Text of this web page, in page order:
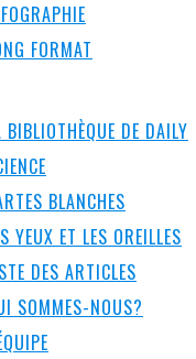
FORMAT
BIBLIOTHÈQUE DE DAILY
BLANCHES
YEUX ET LES OREILLES
DES ARTICLES
SOMMES-NOUS?